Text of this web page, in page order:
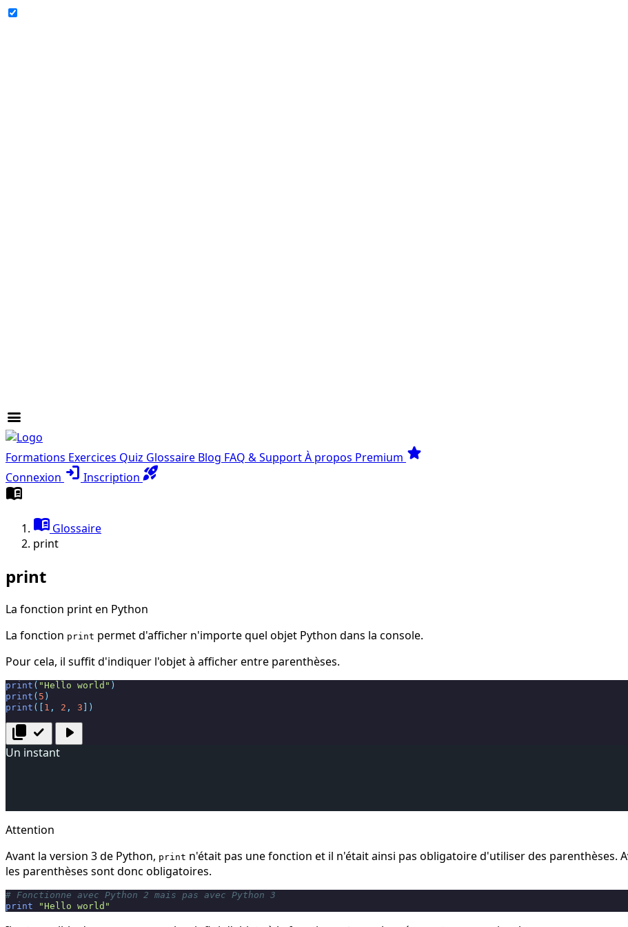
menu
Formations Exercices Quiz Glossaire Blog FAQ & SupportÀ propos Premium star
Connexion login Inscription rocket_launch
menu_book
menu_book Glossaire
print
print
La fonction print en Python
La fonction print permet d'afficher n'importe quel objet Python dans la console.
Pour cela, il suffit d'indiquer l'objet à afficher entre parenthèses.
print ( "Hello world" )
print ( 5 )
print ([ 1 , 2 , 3 ])
content_copy check play_arrow
Un instant
Attention
Avant la version 3 de Python, print n'était pas une fonction et il n'était ainsi pas obligatoire d'utiliser des parenthèses.
les parenthèses sont donc obligatoires.
# Fonctionne avec Python 2 mais pas avec Python 3
print
"Hello world"